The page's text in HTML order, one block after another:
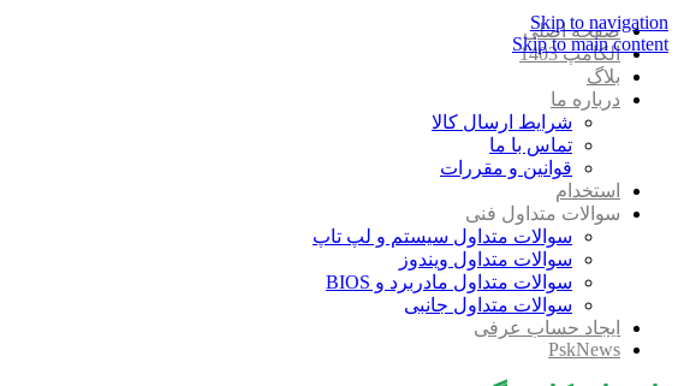
Skip to navigation
Skip to main content
صفحه اصلی
الکامپ 1403
بلاگ
درباره ما
شرایط ارسال کالا
تماس با ما
قوانین و مقررات
استخدام
سوالات متداول فنی
سوالات متداول سیستم و لپ تاپ
سوالات متداول ویندوز
سوالات متداول مادربرد و BIOS
سوالات متداول جانبی
ایجاد حساب عرفی
PskNews